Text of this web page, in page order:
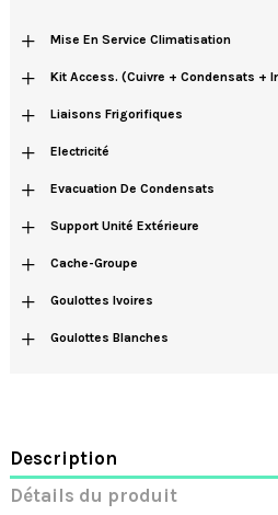
+ Mise En Service Climatisation
+ Kit Access. (cuivre + Condensats +
+ Liaisons Frigorifiques
+ Electricité
+ Evacuation De Condensats
+ Support Unité Extérieure
+ Cache-Groupe
+ Goulottes Ivoires
+ Goulottes Blanches
Description
Détails du produit